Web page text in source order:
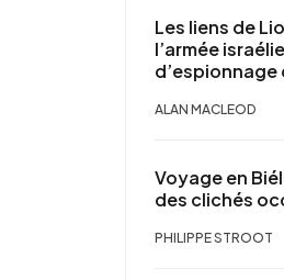
Les liens de
l’armée
d’espionnage
ALAN MACLEOD
Voyage en
des clichés
PHILIPPE STROOT